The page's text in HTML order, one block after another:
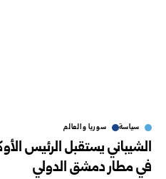
سياسة سوريا والعالم
الشيباني يستقبل الرئيس
في مطار دمشق الدولي